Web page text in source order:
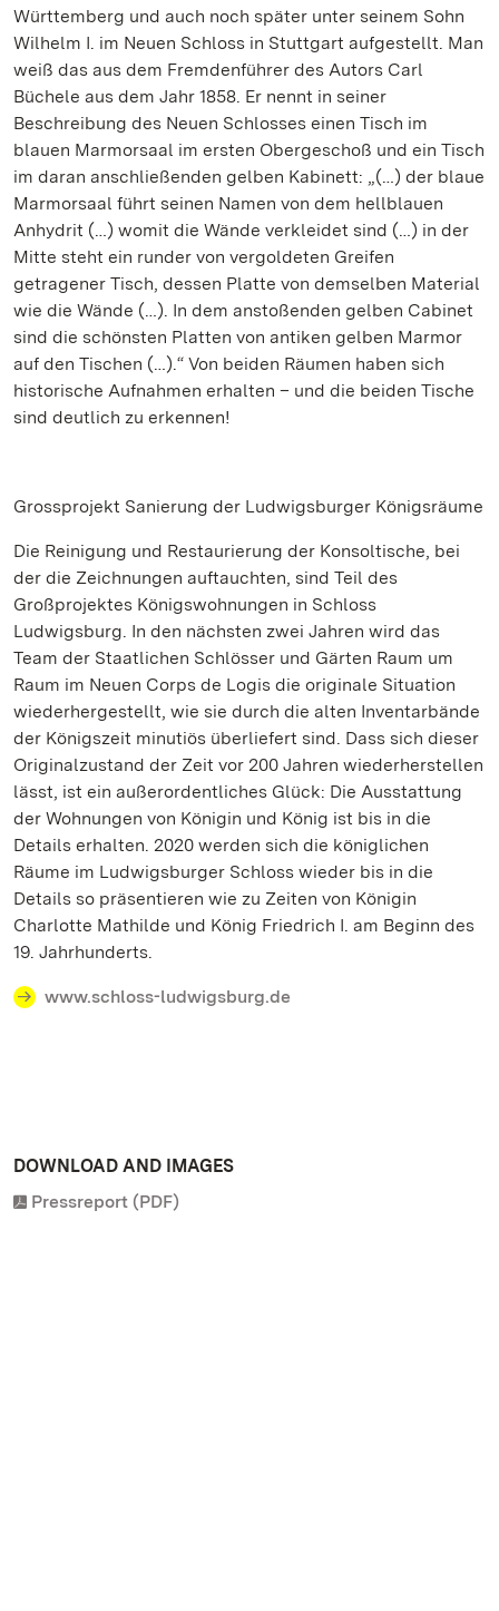
Württemberg und auch noch später unter seinem Sohn
Wilhelm I. im Neuen Schloss in Stuttgart aufgestellt. Man
weiß das aus dem Fremdenführer des Autors Carl
Büchele aus dem Jahr 1858. Er nennt in seiner
Beschreibung des Neuen Schlosses einen Tisch im
blauen Marmorsaal im ersten Obergeschoß und ein Tisch
im daran anschließenden gelben Kabinett: „(…) der blaue
Marmorsaal führt seinen Namen von dem hellblauen
Anhydrit (…) womit die Wände verkleidet sind (…) in der
Mitte steht ein runder von vergoldeten Greifen
getragener Tisch, dessen Platte von demselben Material
wie die Wände (…). In dem anstoßenden gelben Cabinet
sind die schönsten Platten von antiken gelben Marmor
auf den Tischen (…).“ Von beiden Räumen haben sich
historische Aufnahmen erhalten – und die beiden Tische
sind deutlich zu erkennen!
Grossprojekt Sanierung der Ludwigsburger Königsräume
Die Reinigung und Restaurierung der Konsoltische, bei
der die Zeichnungen auftauchten, sind Teil des
Großprojektes Königswohnungen in Schloss
Ludwigsburg. In den nächsten zwei Jahren wird das
Team der Staatlichen Schlösser und Gärten Raum um
Raum im Neuen Corps de Logis die originale Situation
wiederhergestellt, wie sie durch die alten Inventarbände
der Königszeit minutiös überliefert sind. Dass sich dieser
Originalzustand der Zeit vor 200 Jahren wiederherstellen
lässt, ist ein außerordentliches Glück: Die Ausstattung
der Wohnungen von Königin und König ist bis in die
Details erhalten. 2020 werden sich die königlichen
Räume im Ludwigsburger Schloss wieder bis in die
Details so präsentieren wie zu Zeiten von Königin
Charlotte Mathilde und König Friedrich I. am Beginn des
19. Jahrhunderts.
www.schloss-ludwigsburg.de
DOWNLOAD AND IMAGES
Pressreport (PDF)